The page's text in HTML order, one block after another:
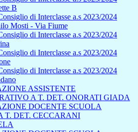
B
di Interclasse a.s 2023/2024
Mosti - Via Fiume
di Interclasse a.s 2023/2024
di Interclasse a.s 2023/2024
di Interclasse a.s 2023/2024
ASSISTENTE
A T. DET. ONORATI GIADA
DOCENTE SCUOLA
T. DET. CECCARANI